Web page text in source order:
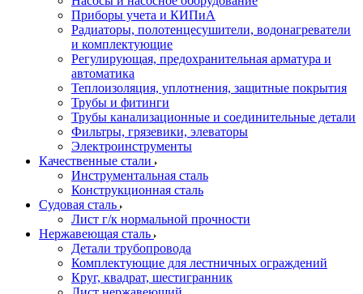
Приборы учета и КИПиА
Радиаторы, полотенцесушители, водонагреватели
и комплектующие
Регулирующая, предохранительная арматура и
автоматика
Теплоизоляция, уплотнения, защитные покрытия
Трубы и фитинги
Трубы канализационные и соединительные детали
Фильтры, грязевики, элеваторы
Электроинструменты
Качественные стали
Инструментальная сталь
Конструкционная сталь
Судовая сталь
Лист г/к нормальной прочности
Нержавеющая сталь
Детали трубопровода
Комплектующие для лестничных ограждений
Круг, квадрат, шестигранник